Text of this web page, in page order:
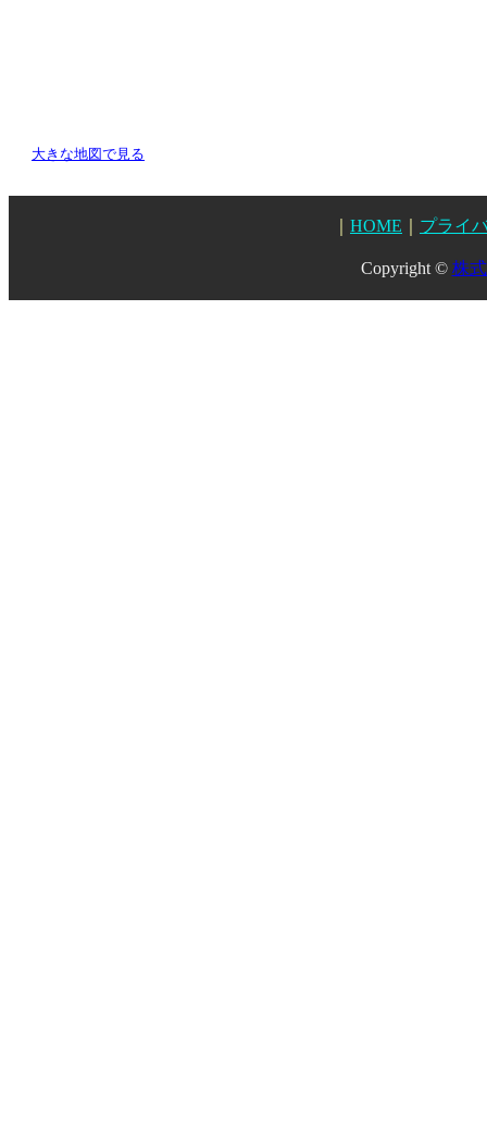
大きな地図で見る
HOME プライ
Copyright © 株